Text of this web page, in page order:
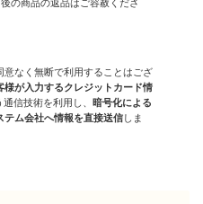
の商品の返品はご容赦くださ
なく無断で利用することはござ
様が入力するクレジットカード情
通信技術を利用し、 暗号化による
テム会社へ情報を直接送信しま